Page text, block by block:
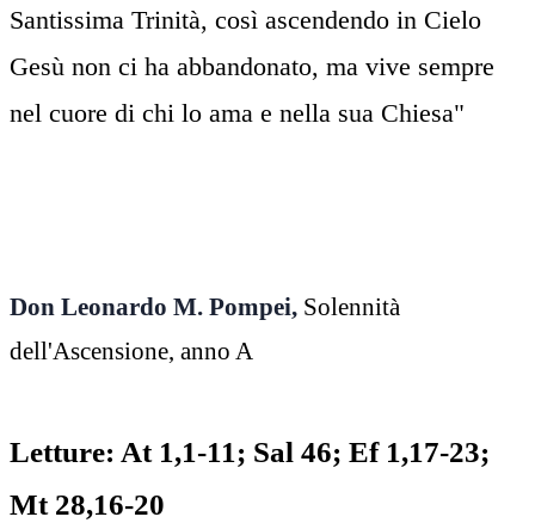
Santissima Trinità, così ascendendo in Cielo
Gesù non ci ha abbandonato, ma vive sempre
nel cuore di chi lo ama e nella sua Chiesa"
Don Leonardo M. Pompei, Solennità
dell'Ascensione, anno A
Letture: At 1,1-11; Sal 46; Ef 1,17-23;
Mt 28,16-20